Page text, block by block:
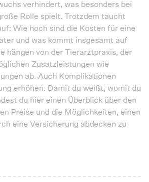
verhindert, was besonders bei
Rolle spielt. Trotzdem taucht
Wie hoch sind die Kosten für eine
und was kommt insgesamt auf
hängen von der Tierarztpraxis, der
Zusatzleistungen wie
ab. Auch Komplikationen
erhöhen. Damit du weißt, womit du
du hier einen Überblick über den
Preise und die Möglichkeiten, einen
eine Versicherung abdecken zu